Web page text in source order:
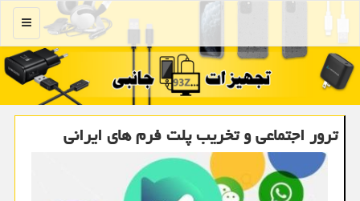
منو
ترور اجتماعی و تخریب پلت فرم های ایرانی